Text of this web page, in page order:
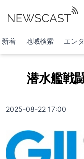
新着 地域検索 エン
潜水艦戦
2025-08-22 17:00